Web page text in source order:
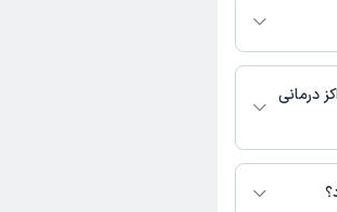
درمانی
در دسترس نیست.